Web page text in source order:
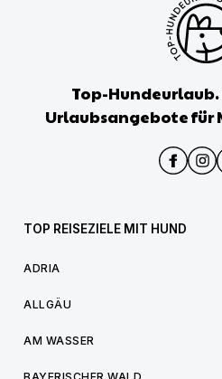
Top-Hundeurlaub.
Urlaubsangebote für
TOP REISEZIELE MIT HUND
ADRIA
ALLGÄU
AM WASSER